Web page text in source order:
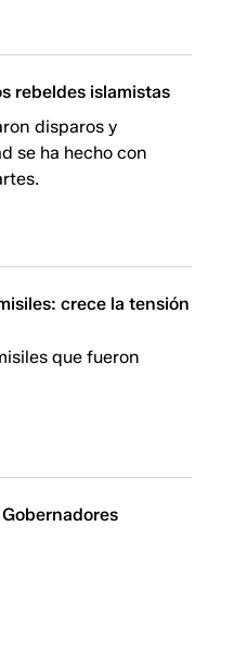
rebeldes islamistas
disparos y
se ha hecho con
crece la tensión
que fueron